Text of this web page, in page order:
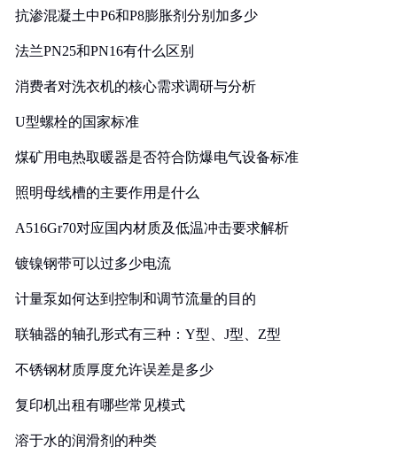
抗渗混凝土中P6和P8膨胀剂分别加多少
法兰PN25和PN16有什么区别
消费者对洗衣机的核心需求调研与分析
U型螺栓的国家标准
煤矿用电热取暖器是否符合防爆电气设备标准
照明母线槽的主要作用是什么
A516Gr70对应国内材质及低温冲击要求解析
镀镍钢带可以过多少电流
计量泵如何达到控制和调节流量的目的
联轴器的轴孔形式有三种：Y型、J型、Z型
不锈钢材质厚度允许误差是多少
复印机出租有哪些常见模式
溶于水的润滑剂的种类